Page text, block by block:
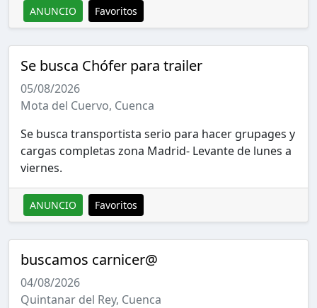
ANUNCIO Favoritos
Se busca Chófer para trailer
05/08/2026
Mota del Cuervo, Cuenca
Se busca transportista serio para hacer grupages y
cargas completas zona Madrid- Levante de lunes a
viernes.
ANUNCIO Favoritos
buscamos carnicer@
04/08/2026
Quintanar del Rey, Cuenca